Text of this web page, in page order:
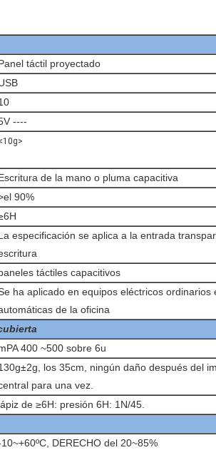
táctil proyectado
----
de la mano o pluma capacitiva
90%
especificación se aplica a la entrada
táctiles capacitivos
ha aplicado en equipos eléctricos ordinarios
de la oficina
400 ~500 sobre 6u
los 35cm, ningún daño después del
para una vez.
de ≥6H: presión 6H: 1N/45.
DERECHO del 20~85%